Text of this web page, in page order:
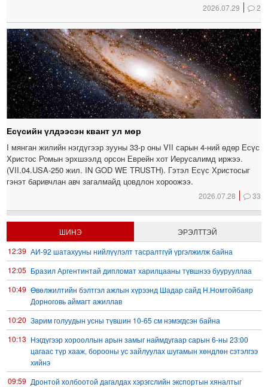
2026.07.29 2
Есүсийн үлдээсэн квант ул мөр
I мянган жилийн нэгдүгээр зууны 33-р оны VII сарын 4-ний өдөр Есүс
Христос Ромын эрхшээлд орсон Еврейн хот Иерусалимд иржээ.
(VII.04.USA-250 жил. IN GOD WE TRUSTH). Гэтэл Есүс Христосыг
гэнэт баривчлан авч загалмайд цовдлон хороожээ.
2026.07.28 33
ШИНЭ
ЭРЭЛТТЭЙ
12:39 АИ-92 шатахууны нийлүүлэлт тасралтгүй үргэлжилж байна
12:05 Бразил Аргентинтай дипломат харилцааны түвшнээ буурууллаа
10:49 Өвөлжилтийн бэлтгэл ажлын хүрээнд Шадар сайд Н.Номтойбаяр
Дорноговь аймагт ажиллав
10:20 Зарим голуудын усны түвшин 10-65 см нэмэгдсэн байна
10:13 Нэгдүгээр хорооллын арын замыг наймдугаар сарын 6-ны 23:00
цагаас түр хааж, борооны ус зайлуулах шугамын хөндлөн сэтэлгээ
хийнэ
09:59 Дронтой холбоотой дагалдах хэрэгслийн экспортын хяналтыг